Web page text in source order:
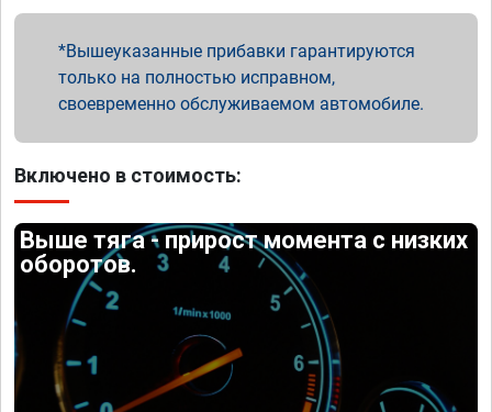
Вышеуказанные прибавки гарантируются
только на полностью исправном,
своевременно обслуживаемом автомобиле.
Включено в стоимость:
Выше тяга - прирост момента с низких
оборотов.